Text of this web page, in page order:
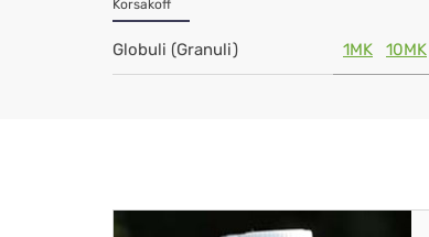
Korsakoff
Globuli (Granuli) 1MK 10MK